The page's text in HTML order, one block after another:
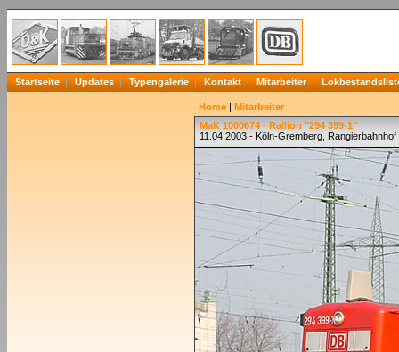
Startseite Updates Typengalerie Kontakt Mitarbeiter
Home | Mitarbeiter
MaK 1000674 - Railion "294 399-1"
11.04.2003 - Köln-Gremberg, Rangierbahnhof